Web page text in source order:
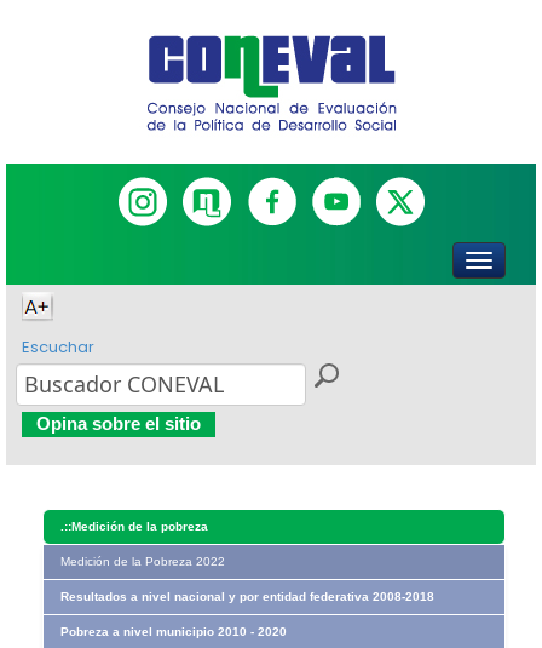
Escuchar
Opina sobre el sitio
.::Medición de la pobreza
Medición de la Pobreza 2022
Resultados a nivel nacional y por entidad federativa 2008-2018
Pobreza a nivel municipio 2010 - 2020